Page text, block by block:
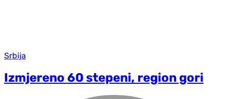
Srbija
Izmjereno 60 stepeni, region gori